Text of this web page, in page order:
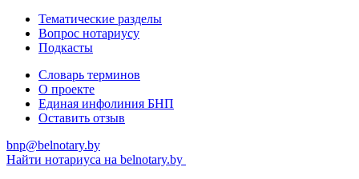
Тематические разделы
Вопрос нотариусу
Подкасты
Словарь терминов
О проекте
Единая инфолиния БНП
Оставить отзыв
bnp@belnotary.by
Найти нотариуса на belnotary.by